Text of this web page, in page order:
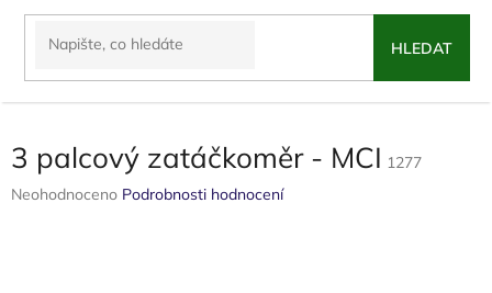
HLEDAT
3 palcový zatáčkoměr - MCI 1277
Průměrné
Neohodnoceno Podrobnosti hodnocení